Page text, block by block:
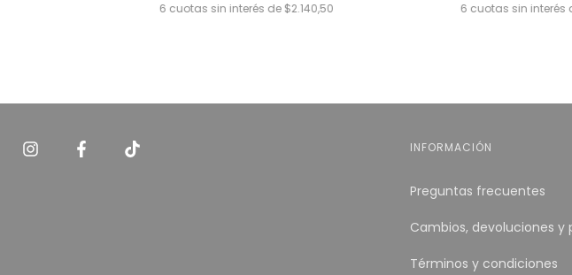
6 cuotas sin interés de$2.140,50 6 cuotas sin interés
INFORMACIÓN
Preguntas frecuentes
Cambios, devoluciones y
Términos y condiciones